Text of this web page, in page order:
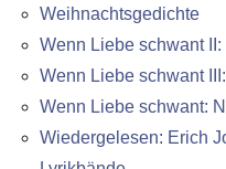
Weihnachtsgedichte
Wenn Liebe schwant
Wenn Liebe schwant
Wenn Liebe schwant:
Wiedergelesen: Erich